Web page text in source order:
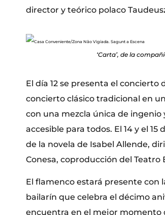
director y teórico polaco
‘Carta’, de la
El día 12 se presenta el
concierto clásico tradicional en
con una mezcla única de
accesible para todos. El 14 y el 15
de la novela de Isabel Allende,
Conesa, coproducción del Teatro
El flamenco estará presente con
bailarín que celebra el décimo
encuentra en el mejor momento